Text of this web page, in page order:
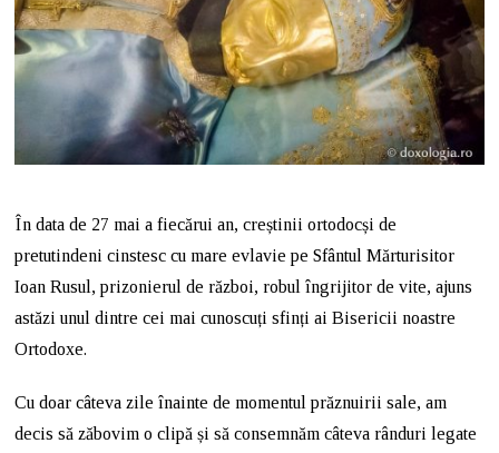
În data de 27 mai a fiecărui an, creștinii ortodocși de
pretutindeni cinstesc cu mare evlavie pe Sfântul Mărturisitor
Ioan Rusul, prizonierul de război, robul îngrijitor de vite, ajuns
astăzi unul dintre cei mai cunoscuți sfinți ai Bisericii noastre
Ortodoxe.
Cu doar câteva zile înainte de momentul prăznuirii sale, am
decis să zăbovim o clipă și să consemnăm câteva rânduri legate